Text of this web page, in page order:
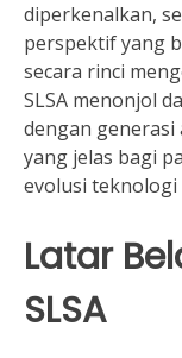
diperkenalkan,
perspektif yang
secara rinci
SLSA menonjol
dengan generasi
yang jelas bagi
evolusi teknologi
Latar
SLSA